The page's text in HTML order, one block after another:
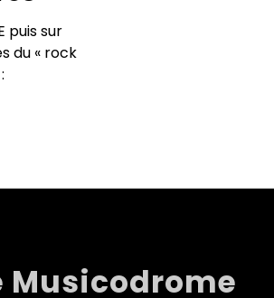
puis sur
du « rock
Musicodrome